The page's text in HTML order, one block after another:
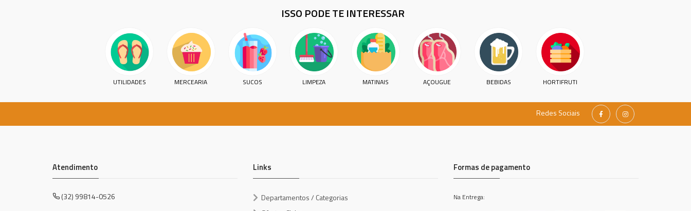
ISSO PODE TE INTERESSAR
UTILIDADES MERCEARIA SUCOS LIMPEZA MATINAIS AÇOUGUE BEBIDAS HORTIFRUTI
Redes Sociais
Atendimento
(32) 99814-0526
Links
Departamentos / Categorias
Formas de pagamento
Na Entrega: